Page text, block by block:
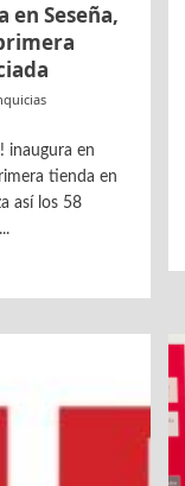
en Seseña,
inaugura en
tienda en
así los 58